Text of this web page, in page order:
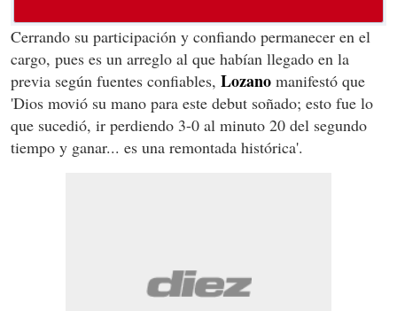
Cerrando su participación y confiando permanecer en el
cargo, pues es un arreglo al que habían llegado en la
previa según fuentes confiables, Lozano manifestó que
'Dios movió su mano para este debut soñado; esto fue lo
que sucedió, ir perdiendo 3-0 al minuto 20 del segundo
tiempo y ganar... es una remontada histórica'.